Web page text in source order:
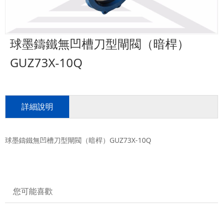
球墨鑄鐵無凹槽刀型閘閥（暗桿）
GUZ73X-10Q
詳細說明
球墨鑄鐵無凹槽刀型閘閥（暗桿）GUZ73X-10Q
您可能喜歡